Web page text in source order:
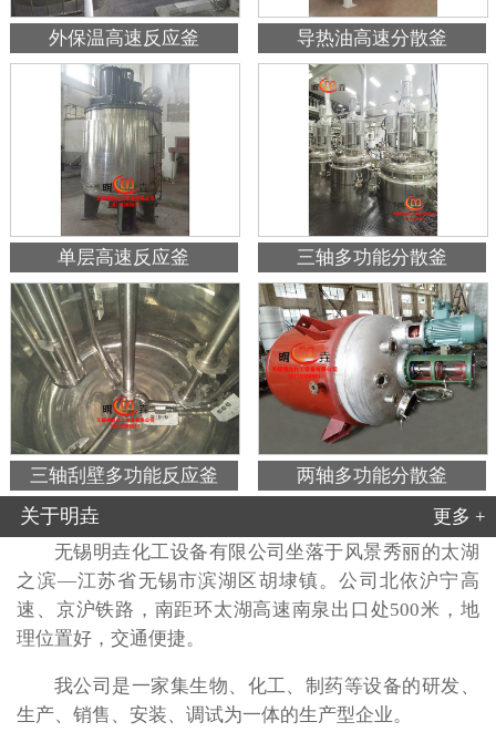
外保温高速反应釜 导热油高速分散釜
单层高速反应釜 三轴多功能分散釜
三轴刮壁多功能反应釜 两轴多功能分散釜
关于明垚
更多 +
无锡明垚化工设备有限公司坐落于风景秀丽的太湖
之滨—江苏省无锡市滨湖区胡埭镇。公司北依沪宁高
速、京沪铁路，南距环太湖高速南泉出口处500米，地
理位置好，交通便捷。
我公司是一家集生物、化工、制药等设备的研发、
生产、销售、安装、调试为一体的生产型企业。